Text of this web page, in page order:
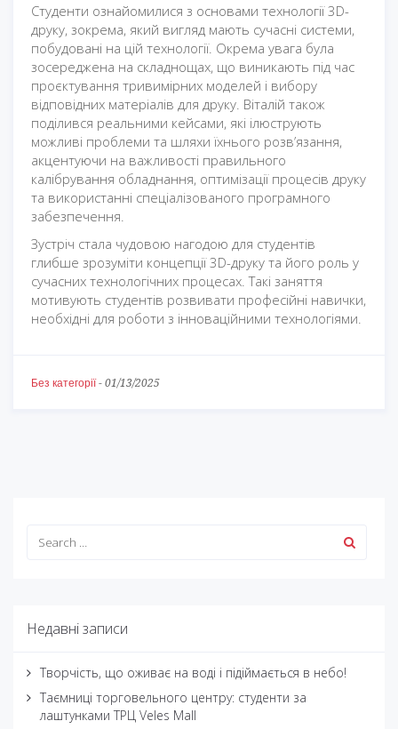
Студенти ознайомилися з основами технології 3D-
друку, зокрема, який вигляд мають сучасні системи,
побудовані на цій технології. Окрема увага була
зосереджена на складнощах, що виникають під час
проєктування тривимірних моделей і вибору
відповідних матеріалів для друку. Віталій також
поділився реальними кейсами, які ілюструють
можливі проблеми та шляхи їхнього розв’язання,
акцентуючи на важливості правильного
калібрування обладнання, оптимізації процесів друку
та використанні спеціалізованого програмного
забезпечення.
Зустріч стала чудовою нагодою для студентів
глибше зрозуміти концепції 3D-друку та його роль у
сучасних технологічних процесах. Такі заняття
мотивують студентів розвивати професійні навички,
необхідні для роботи з інноваційними технологіями.
Без категорії- 01/13/2025
Недавні записи
Творчість, що оживає на воді і підіймається в небо!
Таємниці торговельного центру: студенти за
лаштунками ТРЦ Veles Mall